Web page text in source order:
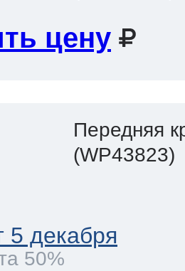
цену
Передняя
(WP43823)
5 декабря
50%